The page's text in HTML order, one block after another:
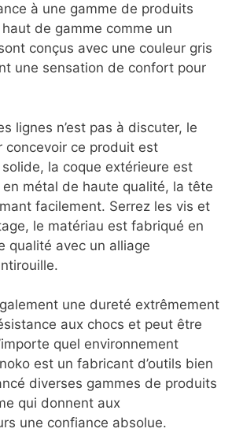
à une gamme de produits
de gamme comme un
conçus avec une couleur gris
une sensation de confort pour
lignes n’est pas à discuter, le
concevoir ce produit est
la coque extérieure est
métal de haute qualité, la tête
facilement. Serrez les vis et
le matériau est fabriqué en
qualité avec un alliage
une dureté extrêmement
aux chocs et peut être
quel environnement
est un fabricant d’outils bien
diverses gammes de produits
qui donnent aux
une confiance absolue.